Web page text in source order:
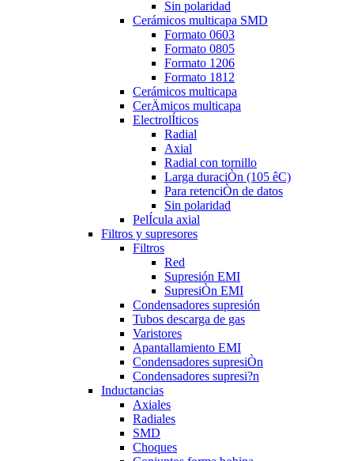
Sin polaridad
Cerámicos multicapa SMD
Formato 0603
Formato 0805
Formato 1206
Formato 1812
Cerámicos multicapa
CerÄmicos multicapa
ElectrolÍticos
Radial
Axial
Radial con tornillo
Larga duraciÒn (105 êC)
Para retenciÒn de datos
Sin polaridad
PelÍcula axial
Filtros y supresores
Filtros
Red
Supresión EMI
SupresiÒn EMI
Condensadores supresión
Tubos descarga de gas
Varistores
Apantallamiento EMI
Condensadores supresiÒn
Condensadores supresi?n
Inductancias
Axiales
Radiales
SMD
Choques